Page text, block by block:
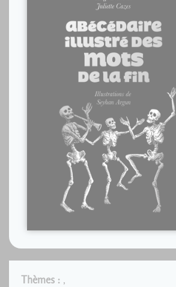
Thèmes : ,